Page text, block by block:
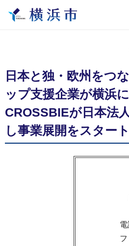
日本と独・欧州をつ
ップ支援企業が横浜
CROSSBIEが日本法
し事業展開をスター